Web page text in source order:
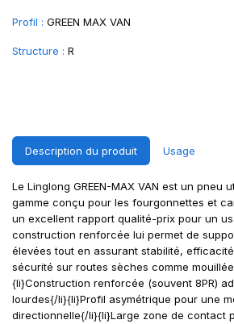
Profil : GREEN MAX VAN
Structure : R
Description du produit Usage
Le Linglong GREEN-MAX VAN est un pneu
gamme conçu pour les fourgonnettes et
un excellent rapport qualité-prix pour un
construction renforcée lui permet de
élevées tout en assurant stabilité,
sécurité sur routes sèches comme
{li}Construction renforcée (souvent 8PR)
lourdes{/li}{li}Profil asymétrique pour une
directionnelle{/li}{li}Large zone de contact